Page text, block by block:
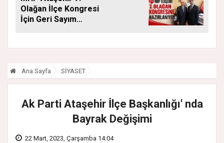
Olağan İlçe Kongresi
İçin Geri Sayım
Ana Sayfa SİYASET
Ak Parti Ataşehir İlçe Başkanlığı' nda
Bayrak Değişimi
22 Mart, 2023, Çarşamba 14:04